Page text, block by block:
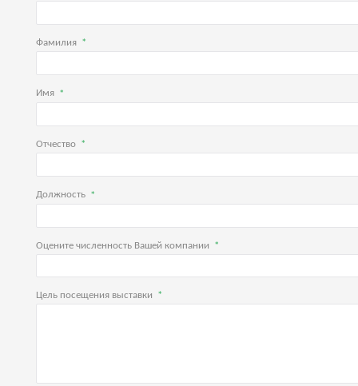
Фамилия
Имя
Отчество
Должность
Оцените численность Вашей компании
Цель посещения выставки